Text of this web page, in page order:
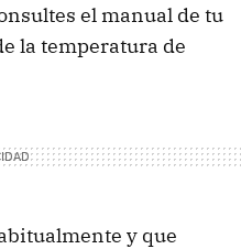
el manual de tu
la temperatura de
y que